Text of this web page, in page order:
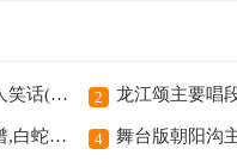
未过门就来往外人笑话(秦雪梅选段)简谱京剧,豫剧经典动人旋律 2
恨上来骂法海简谱,白蛇传经典选段 4